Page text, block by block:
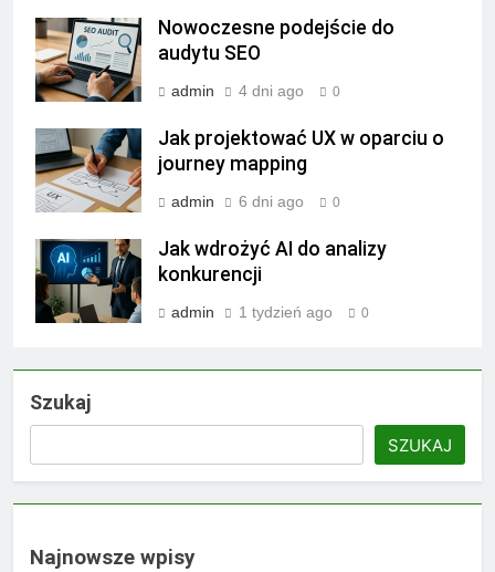
Nowoczesne podejście do
audytu SEO
admin 4 dni ago 0
Jak projektować UX w oparciu o
journey mapping
admin 6 dni ago 0
Jak wdrożyć AI do analizy
konkurencji
admin 1 tydzień ago 0
Szukaj
SZUKAJ
Najnowsze wpisy